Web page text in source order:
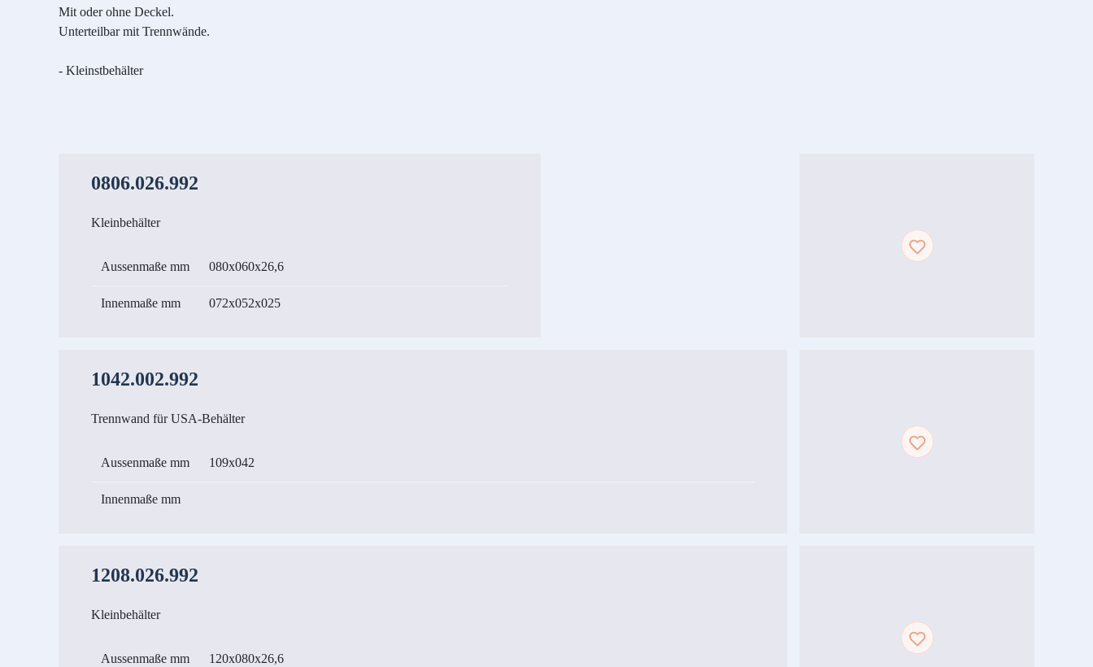
Mit oder ohne Deckel.
Unterteilbar mit Trennwände.
- Kleinstbehälter
0806.026.992
Kleinbehälter
Aussenmaße mm 080x060x26,6
Innenmaße mm 072x052x025
1042.002.992
Trennwand für USA-Behälter
Aussenmaße mm 109x042
Innenmaße mm
1208.026.992
Kleinbehälter
Aussenmaße mm 120x080x26,6